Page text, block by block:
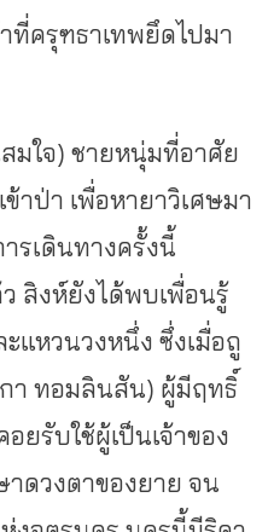
ที่ครุฑธาเทพยึดไปมา
มใจ) ชายหนุ่มที่อาศัย
าป่า เพื่อหายาวิเศษมา
รเดินทางครั้งนี้
สิงห์ยังได้พบเพื่อนรู้
แหวนวงหนึ่ง ซึ่งเมื่อถู
ทอมลินสัน) ผู้มีฤทธิ์
ยรับใช้ผู้เป็นเจ้าของ
าดวงตาของยาย จน